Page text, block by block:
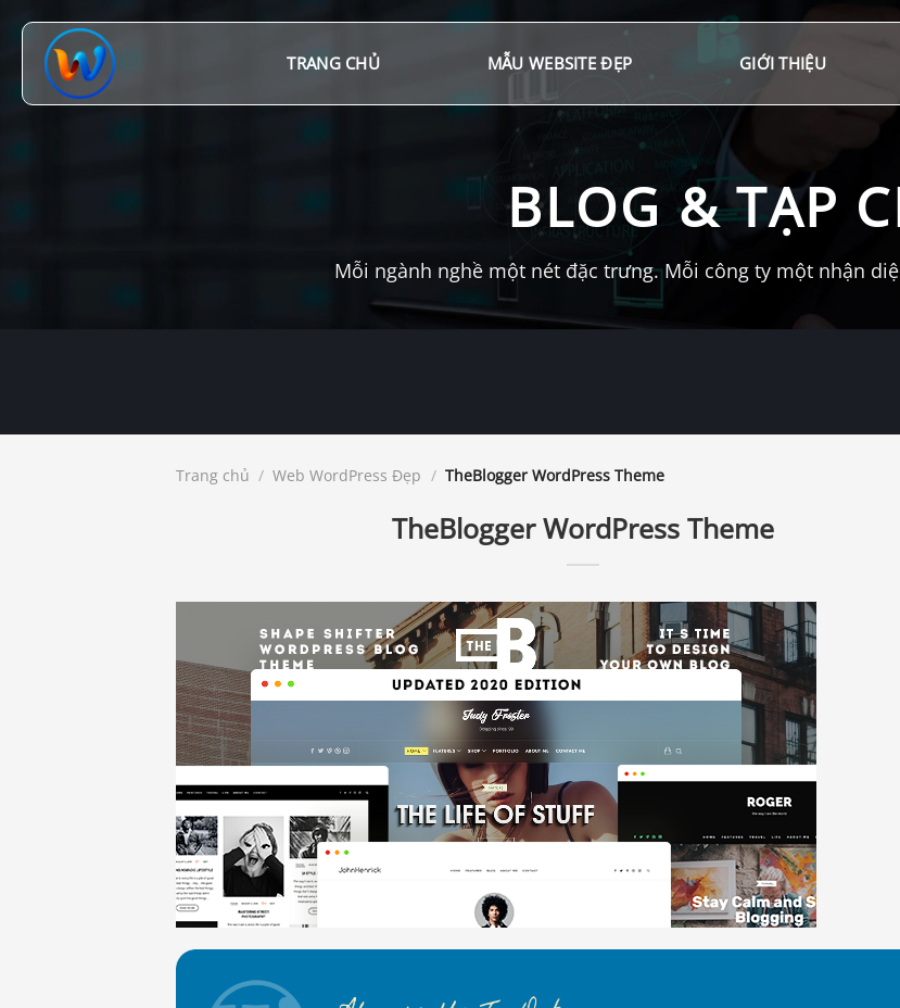
đến
TRANG CHỦ MẪU WEBSITE ĐẸP GIỚI THIỆU
BLOG & TẠP
Mỗi ngành nghề một nét đặc trưng. Mỗi công ty một nhận
Trang chủ / Web WordPress Đẹp / TheBlogger WordPress Theme
TheBlogger WordPress Theme